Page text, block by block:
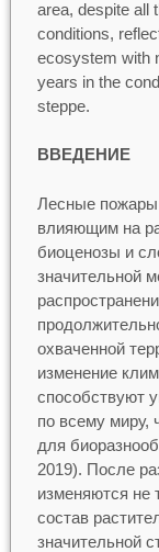
area, despite all
conditions,
ecosystem with
years in the
steppe.
ВВЕДЕНИЕ
Лесные
влияющим на
биоценозы и
значительной
охваченной
изменение
способствуют
по всему миру,
для
2019). После
изменяются не
состав
значительной